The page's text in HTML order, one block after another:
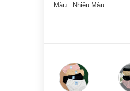
Màu : Nhiều Màu